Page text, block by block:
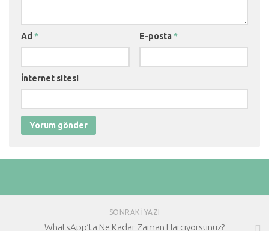
Ad * E-posta *
İnternet sitesi
SONRAKI YAZI
WhatsApp’ta Ne Kadar Zaman Harcıyorsunuz?